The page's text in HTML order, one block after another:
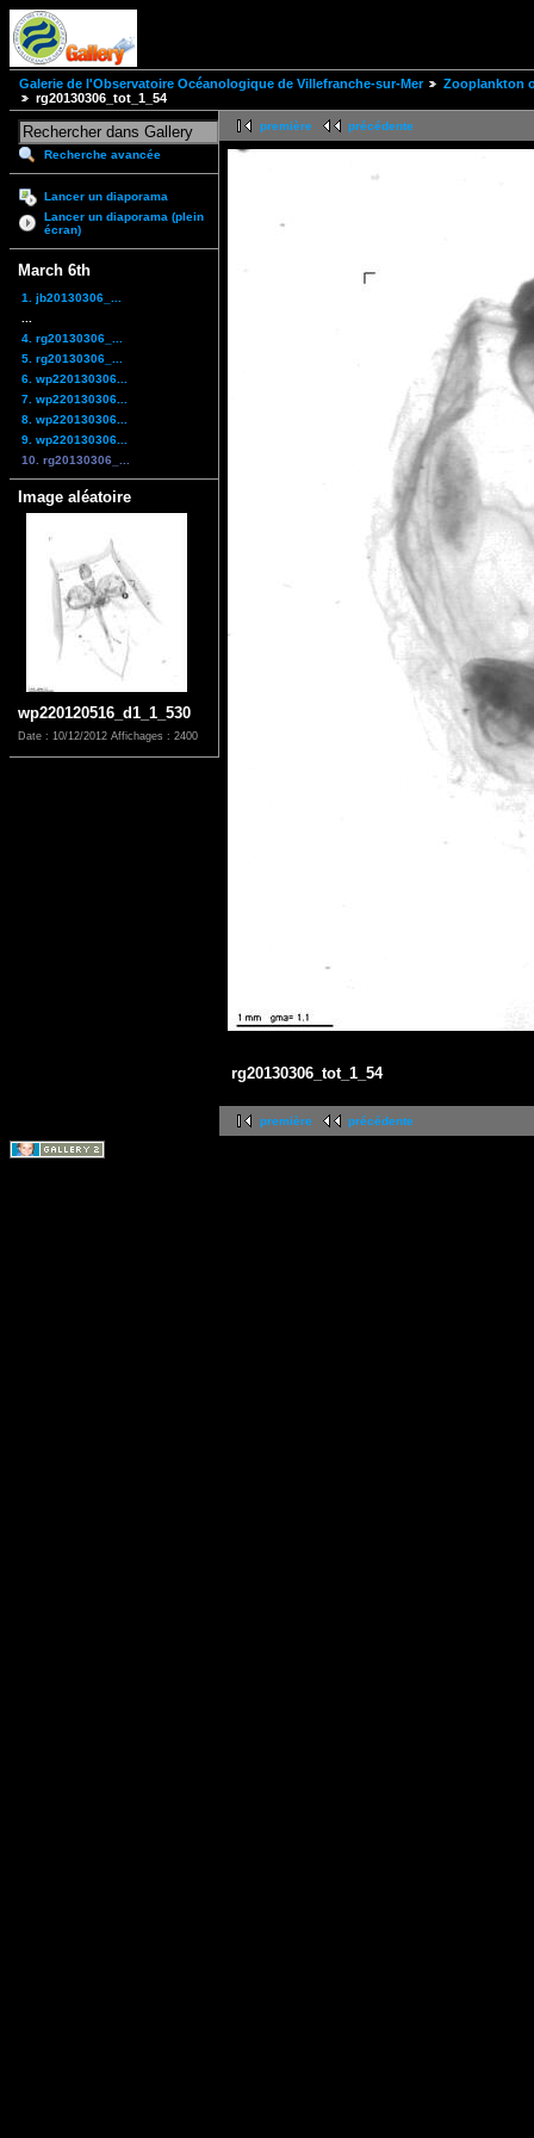
Galerie de l'Observatoire Océanologique de Villefranche-sur-Mer
Zooplankton
rg20130306_tot_1_54
Recherche avancée
Lancer un diaporama
Lancer un diaporama (plein
écran)
March 6th
1. jb20130306_...
4. rg20130306_...
5. rg20130306_...
6. wp220130306...
7. wp220130306...
8. wp220130306...
9. wp220130306...
10. rg20130306_...
Image aléatoire
wp220120516_d1_1_530
Date : 10/12/2012 Affichages : 2400
première précédente
rg20130306_tot_1_54
première précédente